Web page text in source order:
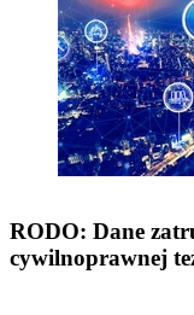
RODO: Dane
cywilnoprawnej